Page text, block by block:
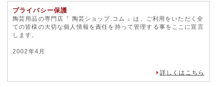
プライバシー保護
陶芸用品の専門店『 陶芸ショップ.コム 』は、ご利用をいただく全
ての皆様の大切な個人情報を責任を持って管理する事をここに宣言
します。
2002年4月
詳しくはこちら